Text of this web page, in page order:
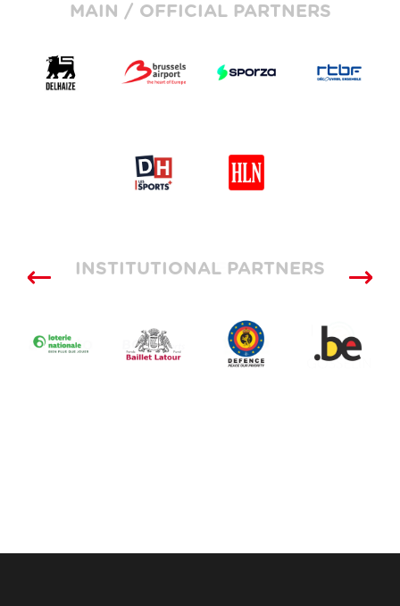
MAIN / OFFICIAL PARTNERS
INSTITUTIONAL PARTNERS